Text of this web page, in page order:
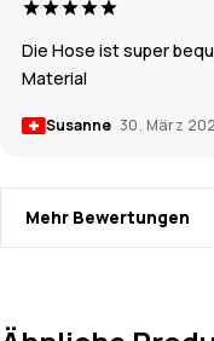
Die Hose ist super
Material
Susanne 30. März
Mehr Bewertungen